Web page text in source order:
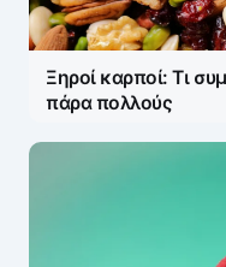
Ξηροί καρποί: Τι
πάρα πολλούς